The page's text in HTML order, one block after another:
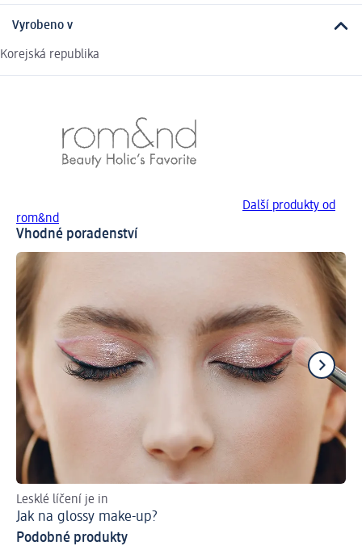
Vyrobeno v
Korejská republika
Další produkty od
rom&nd
Vhodné poradenství
Lesklé líčení je in
Jak na glossy make-up?
Podobné produkty